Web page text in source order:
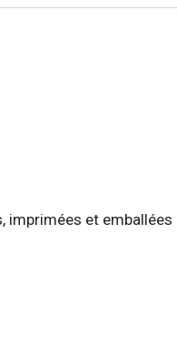
imprimées et emballées